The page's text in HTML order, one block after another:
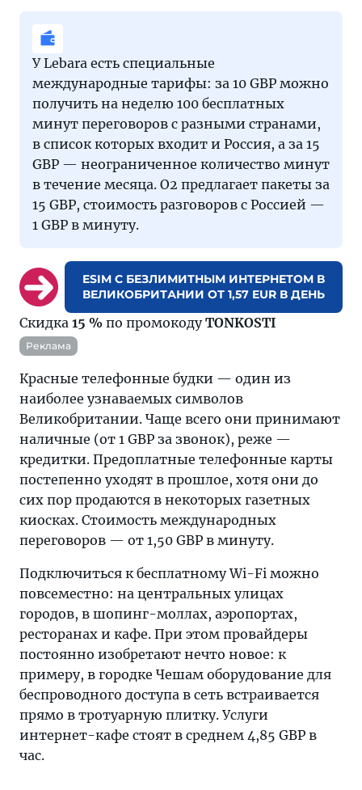
У Lebara есть специальные
международные тарифы: за 10 GBP можно
получить на неделю 100 бесплатных
минут переговоров с разными странами,
в список которых входит и Россия, а за 15
GBP — неограниченное количество минут
в течение месяца. O2 предлагает пакеты за
15 GBP, стоимость разговоров с Россией —
1 GBP в минуту.
ESIM С БЕЗЛИМИТНЫМ ИНТЕРНЕТОМ В
ВЕЛИКОБРИТАНИИ ОТ 1,57 EUR В ДЕНЬ
Скидка 15 % по промокодуTONKOSTI
Реклама
Красные телефонные будки — один из
наиболее узнаваемых символов
Великобритании. Чаще всего они принимают
наличные (от 1 GBP за звонок), реже —
кредитки. Предоплатные телефонные карты
постепенно уходят в прошлое, хотя они до
сих пор продаются в некоторых газетных
киосках. Стоимость международных
переговоров — от 1,50 GBP в минуту.
Подключиться к бесплатному Wi-Fi можно
повсеместно: на центральных улицах
городов, в шопинг-моллах, аэропортах,
ресторанах и кафе. При этом провайдеры
постоянно изобретают нечто новое: к
примеру, в городке Чешам оборудование для
беспроводного доступа в сеть встраивается
прямо в тротуарную плитку. Услуги
интернет-кафе стоят в среднем 4,85 GBP в
час.